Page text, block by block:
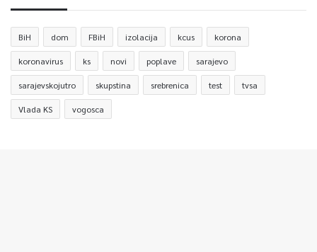
BiH dom FBiH izolacija kcus korona
koronavirus ks novi poplave sarajevo
sarajevskojutro skupstina srebrenica test tvsa
Vlada KS vogosca